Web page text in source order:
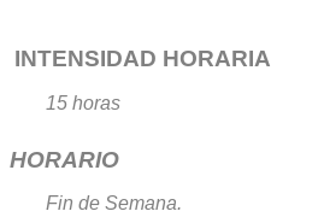
INTENSIDAD HORARIA
15 horas
HORARIO
Fin de Semana.